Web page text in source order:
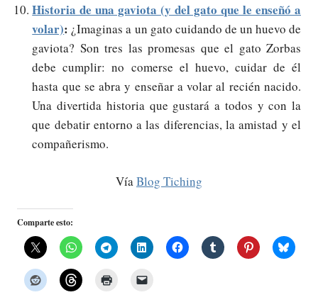
Historia de una gaviota (y del gato que le enseñó a
volar): ¿Imaginas a un gato cuidando de un huevo de
gaviota? Son tres las promesas que el gato Zorbas
debe cumplir: no comerse el huevo, cuidar de él
hasta que se abra y enseñar a volar al recién nacido.
Una divertida historia que gustará a todos y con la
que debatir entorno a las diferencias, la amistad y el
compañerismo.
VíaBlog Tiching
Comparte esto: